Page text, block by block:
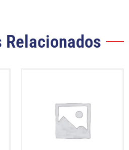
Relacionados